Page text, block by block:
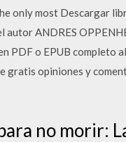
only most Descargar
autor ANDRES
PDF o EPUB completo
gratis opiniones y
no morir: